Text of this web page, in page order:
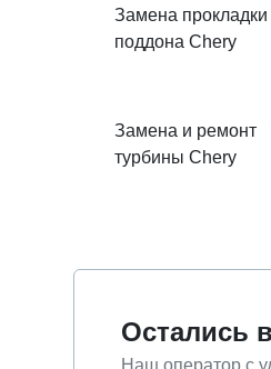
Замена прокладки
поддона Chery
Замена и ремонт
турбины Chery
Остались